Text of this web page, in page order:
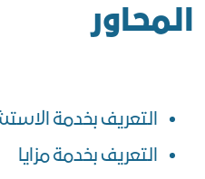
المحاور
التعريف بخدمة
التعريف بخدمة مزايا